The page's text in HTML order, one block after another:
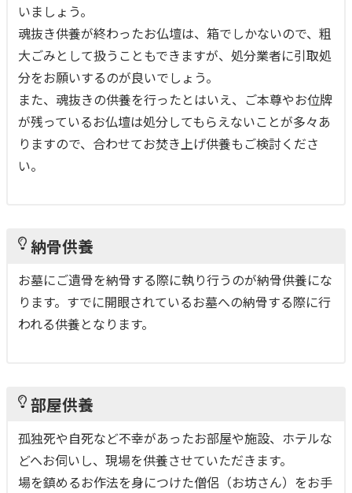
いましょう。
魂抜き供養が終わったお仏壇は、箱でしかないので、粗
大ごみとして扱うこともできますが、処分業者に引取処
分をお願いするのが良いでしょう。
また、魂抜きの供養を行ったとはいえ、ご本尊やお位牌
が残っているお仏壇は処分してもらえないことが多々あ
りますので、合わせてお焚き上げ供養もご検討くださ
い。
納骨供養
お墓にご遺骨を納骨する際に執り行うのが納骨供養にな
ります。すでに開眼されているお墓への納骨する際に行
われる供養となります。
部屋供養
孤独死や自死など不幸があったお部屋や施設、ホテルな
どへお伺いし、現場を供養させていただきます。
場を鎮めるお作法を身につけた僧侶（お坊さん）をお手